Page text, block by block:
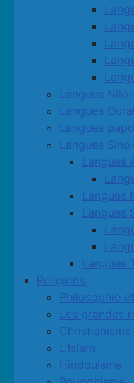
Langues
Langues
Langues
Langues
Langues
Langues
Langues
Langues
Religions.
Philosophie
Les grandes
Christianisme
L'Islam
Hindouisme